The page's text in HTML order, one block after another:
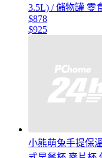
3.5L) / 儲物罐 零
$878
$925
小熊萌兔手提保